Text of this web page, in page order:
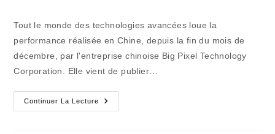
publication :
Tout le monde des technologies avancées loue la
performance réalisée en Chine, depuis la fin du mois de
décembre, par l'entreprise chinoise Big Pixel Technology
Corporation. Elle vient de publier…
Continuer La Lecture
Souriez
Jaune